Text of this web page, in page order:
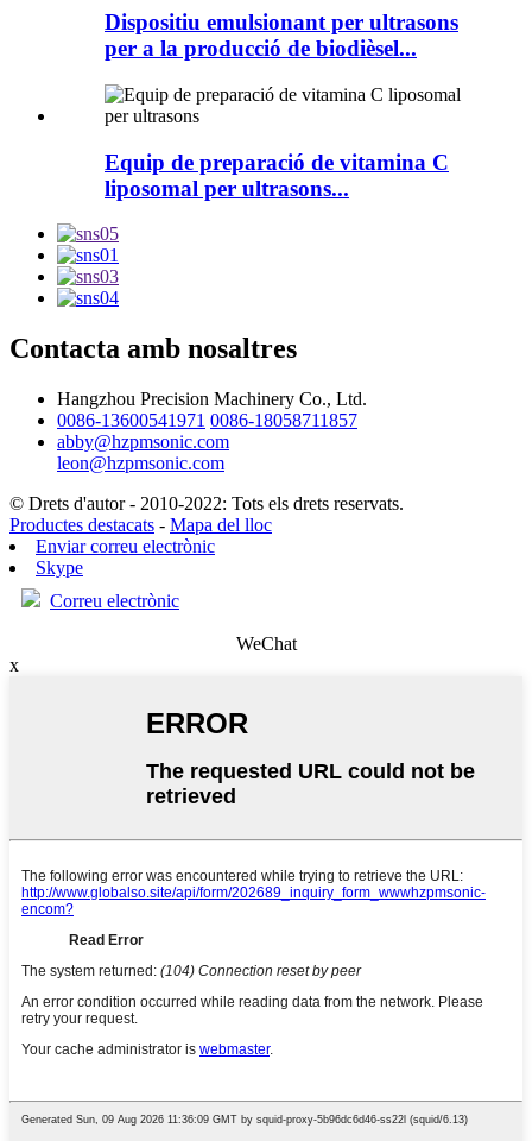
Dispositiu emulsionant per ultrasons
per a la producció de biodièsel...
Equip de preparació de vitamina C
liposomal per ultrasons...
Contacta amb nosaltres
Hangzhou Precision Machinery Co., Ltd.
0086-13600541971 0086-18058711857
abby@hzpmsonic.com
leon@hzpmsonic.com
© Drets d'autor - 2010-2022: Tots els drets reservats.
Productes destacats - Mapa del lloc
Enviar correu electrònic
Skype
Correu electrònic
WeChat
x